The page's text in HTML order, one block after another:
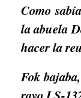
Como
la abuela
hacer la
Fok